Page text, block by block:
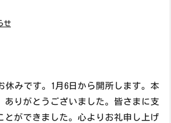
せ
休みです。1月6日から開所します。 本
ありがとうございました。皆さまに支
とができました。心よりお礼申し上げ